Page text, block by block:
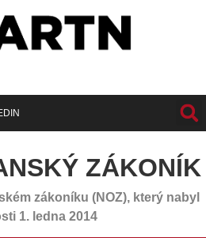
ZÁKONÍK
zákoníku (NOZ), který nabyl
1. ledna 2014